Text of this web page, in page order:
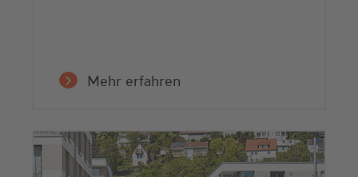
Mehr erfahren